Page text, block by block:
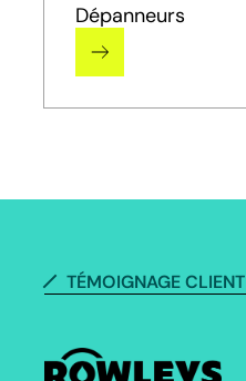
Dépanneurs
TÉMOIGNAGE CLIENT